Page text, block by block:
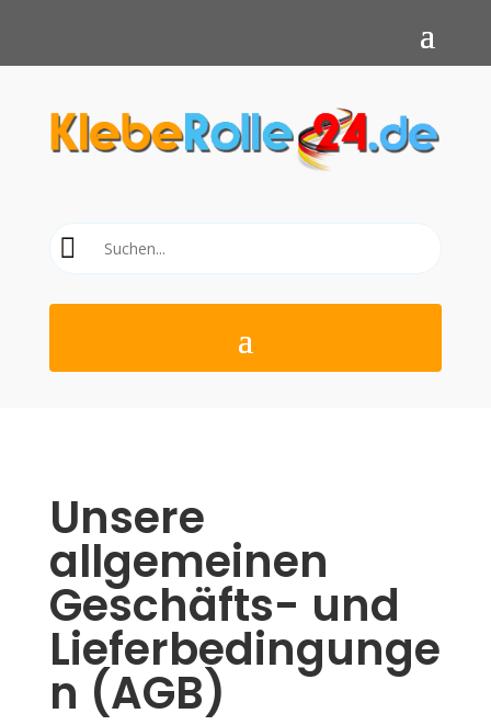
Unsere
allgemeinen
Geschäfts- und
Lieferbedingunge
n (AGB)